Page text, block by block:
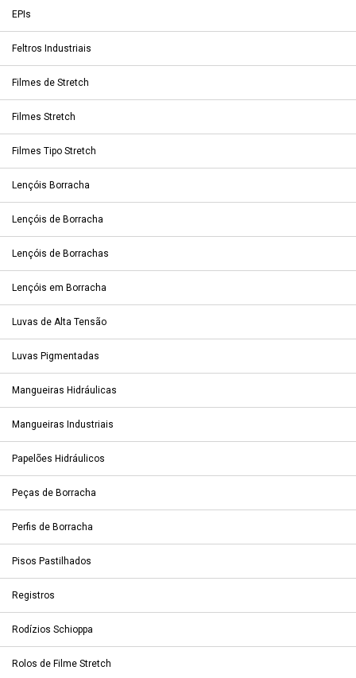
EPIs
Feltros Industriais
Filmes de Stretch
Filmes Stretch
Filmes Tipo Stretch
Lençóis Borracha
Lençóis de Borracha
Lençóis de Borrachas
Lençóis em Borracha
Luvas de Alta Tensão
Luvas Pigmentadas
Mangueiras Hidráulicas
Mangueiras Industriais
Papelões Hidráulicos
Peças de Borracha
Perfis de Borracha
Pisos Pastilhados
Registros
Rodízios Schioppa
Rolos de Filme Stretch